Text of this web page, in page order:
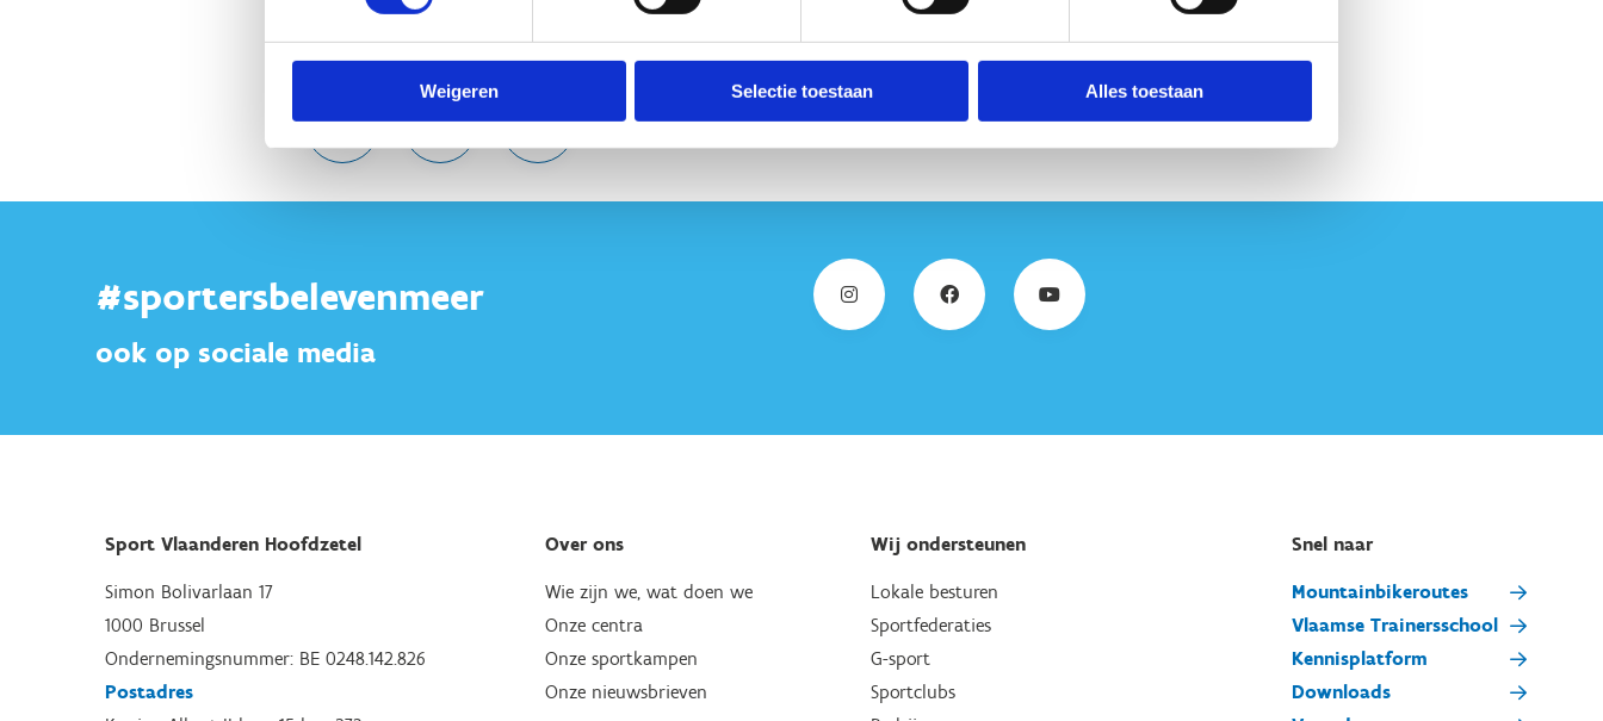
Weigeren Selectie toestaan Alles toestaan
Deel deze pagina:
#sportersbelevenmeer
ook op sociale media
Sport Vlaanderen Hoofdzetel
Simon Bolivarlaan 17
1000 Brussel
Ondernemingsnummer: BE 0248.142.826
Postadres
Over ons
Wie zijn we, wat doen we
Onze centra
Onze sportkampen
Onze nieuwsbrieven
Wij ondersteunen
Lokale besturen
Sportfederaties
G-sport
Sportclubs
Snel naar
Mountainbikeroutes
Vlaamse Trainersschool
Kennisplatform
Downloads